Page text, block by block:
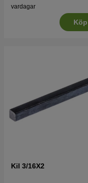
vardagar
Köp
Kil 3/16X2